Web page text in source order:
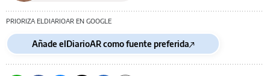
PRIORIZA ELDIARIOAR EN GOOGLE
Añade elDiarioAR como fuente preferida